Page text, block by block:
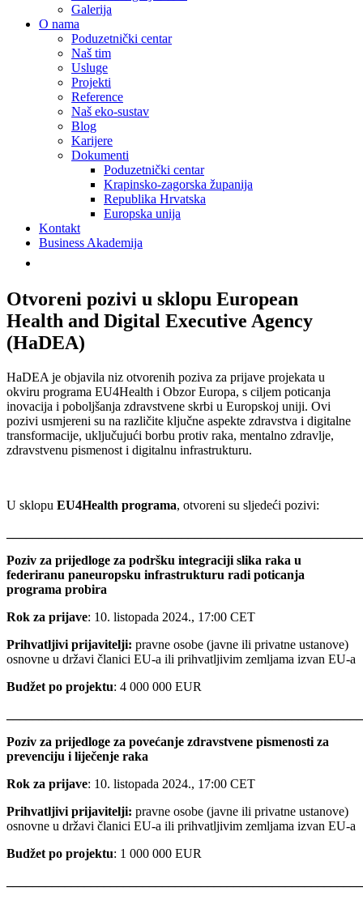
Galerija
O nama
Poduzetnički centar
Naš tim
Usluge
Projekti
Reference
Naš eko-sustav
Blog
Karijere
Dokumenti
Poduzetnički centar
Krapinsko-zagorska županija
Republika Hrvatska
Europska unija
Kontakt
Business Akademija
Otvoreni pozivi u sklopu European
Health and Digital Executive Agency
(HaDEA)
HaDEA je objavila niz otvorenih poziva za prijave projekata u
okviru programa EU4Health i Obzor Europa, s ciljem poticanja
inovacija i poboljšanja zdravstvene skrbi u Europskoj uniji. Ovi
pozivi usmjereni su na različite ključne aspekte zdravstva i digitalne
transformacije, uključujući borbu protiv raka, mentalno zdravlje,
zdravstvenu pismenost i digitalnu infrastrukturu.
U sklopu EU4Health programa, otvoreni su sljedeći pozivi:
Poziv za prijedloge za podršku integraciji slika raka u
federiranu paneuropsku infrastrukturu radi poticanja
programa probira
Rok za prijave: 10. listopada 2024., 17:00 CET
Prihvatljivi prijavitelji: pravne osobe (javne ili privatne ustanove)
osnovne u državi članici EU-a ili prihvatljivim zemljama izvan EU-a
Budžet po projektu: 4 000 000 EUR
Poziv za prijedloge za povećanje zdravstvene pismenosti za
prevenciju i liječenje raka
Rok za prijave: 10. listopada 2024., 17:00 CET
Prihvatljivi prijavitelji: pravne osobe (javne ili privatne ustanove)
osnovne u državi članici EU-a ili prihvatljivim zemljama izvan EU-a
Budžet po projektu: 1 000 000 EUR